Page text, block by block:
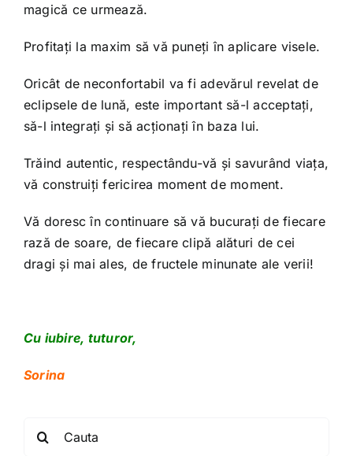
magică ce urmează.
Profitați la maxim să vă puneți în aplicare visele.
Oricât de neconfortabil va fi adevărul revelat de
eclipsele de lună, este important să-l acceptați,
să-l integrați și să acționați în baza lui.
Trăind autentic, respectându-vă și savurând viața,
vă construiți fericirea moment de moment.
Vă doresc în continuare să vă bucurați de fiecare
rază de soare, de fiecare clipă alături de cei
dragi și mai ales, de fructele minunate ale verii!
Cu iubire, tuturor,
Sorina